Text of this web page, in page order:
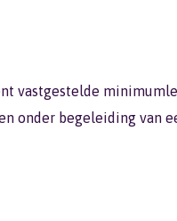
vastgestelde
onder begeleiding van